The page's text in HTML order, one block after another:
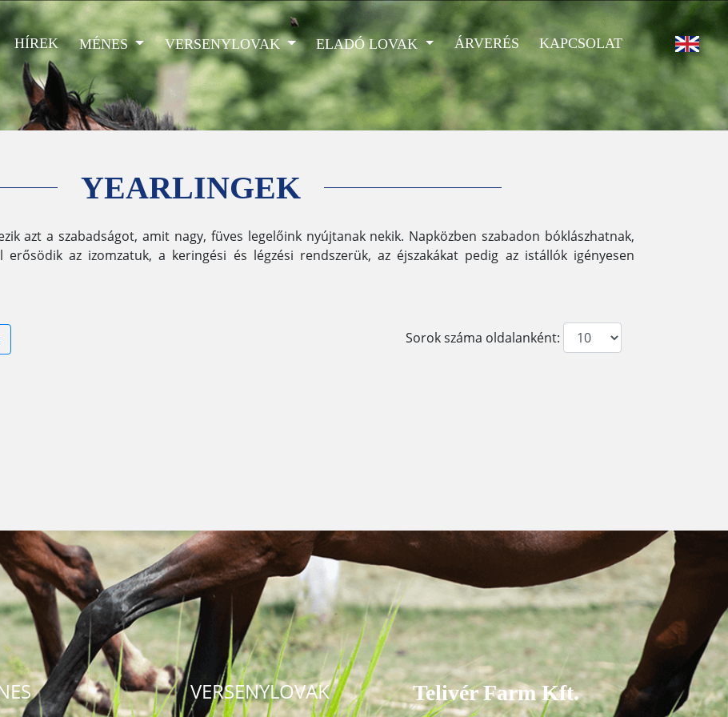
HÍREK MÉNES VERSENYLOVAK ELADÓ LOVAK ÁRVERÉS KAPCSOLAT
YEARLINGEK
azt a szabadságot, amit nagy, füves legelőink nyújtanak nekik. Napközben szabadon bóklászhatnak,
az izomzatuk, a keringési és légzési rendszerük, az éjszakákat pedig az istállók igényesen
Sorok száma oldalanként:
VERSENYLOVAK Telivér Farm Kft.